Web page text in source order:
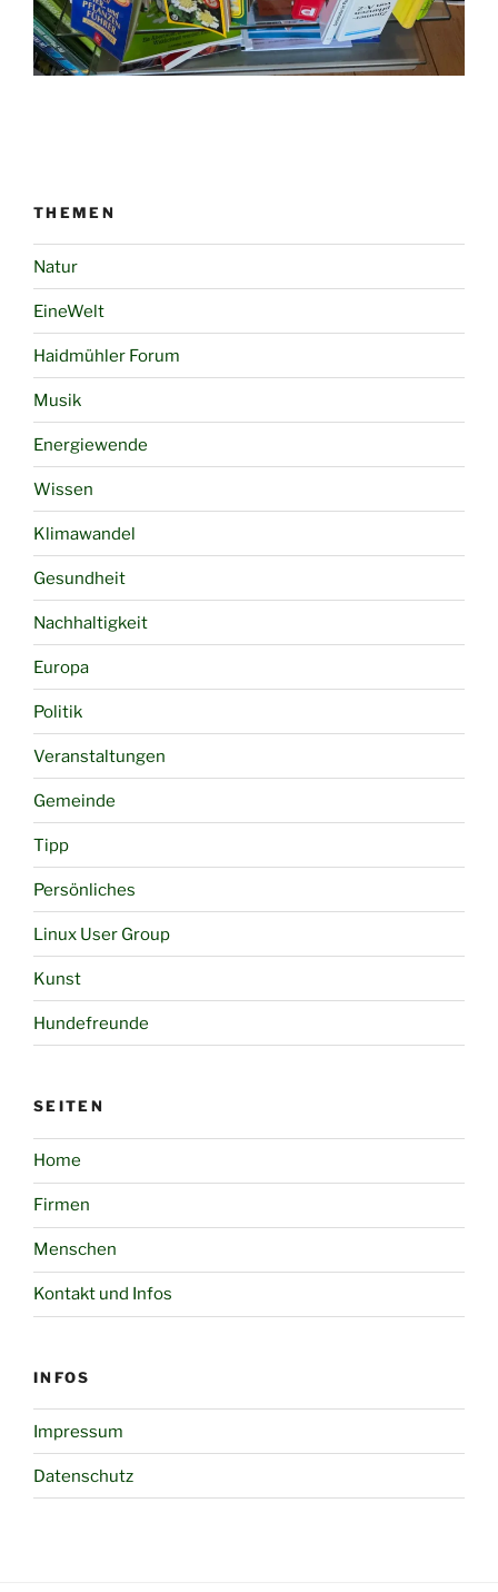
THEMEN
Natur
EineWelt
Haidmühler Forum
Musik
Energiewende
Wissen
Klimawandel
Gesundheit
Nachhaltigkeit
Europa
Politik
Veranstaltungen
Gemeinde
Tipp
Persönliches
Linux User Group
Kunst
Hundefreunde
SEITEN
Home
Firmen
Menschen
Kontakt und Infos
INFOS
Impressum
Datenschutz